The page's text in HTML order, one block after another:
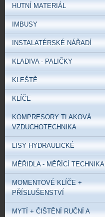
HUTNÍ MATERIÁL
IMBUSY
INSTALATÉRSKÉ NÁŘADÍ
KLADIVA - PALIČKY
KLEŠTĚ
KLÍČE
KOMPRESORY TLAKOVÁ
VZDUCHOTECHNIKA
LISY HYDRAULICKÉ
MĚŘIDLA - MĚŘÍCÍ TECHNIKA
MOMENTOVÉ KLÍČE +
PŘÍSLUŠENSTVÍ
MYTÍ + ČIŠTĚNÍ RUČNÍ A